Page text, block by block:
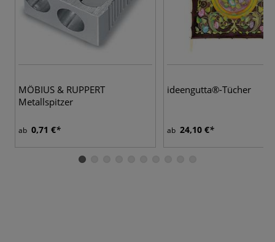
MÖBIUS & RUPPERT
Metallspitzer
ab 0,71 €
ideengutta®-Tücher
ab 24,10 €